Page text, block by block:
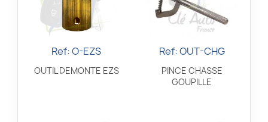
Aperçu rapide
Ref: O-EZS
OUTIL DEMONTE EZS
Aperçu rapide
Ref: OUT-CHG
PINCE CHASSE
GOUPILLE